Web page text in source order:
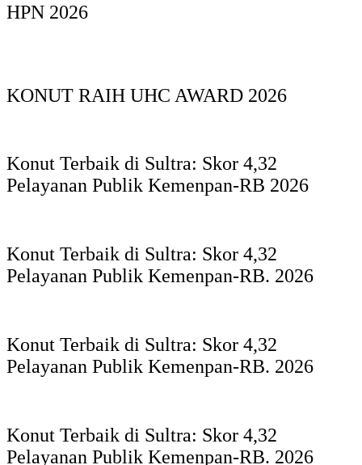
HPN 2026
KONUT RAIH UHC AWARD 2026
Konut Terbaik di Sultra: Skor 4,32
Pelayanan Publik Kemenpan-RB 2026
Konut Terbaik di Sultra: Skor 4,32
Pelayanan Publik Kemenpan-RB. 2026
Konut Terbaik di Sultra: Skor 4,32
Pelayanan Publik Kemenpan-RB. 2026
Konut Terbaik di Sultra: Skor 4,32
Pelayanan Publik Kemenpan-RB. 2026